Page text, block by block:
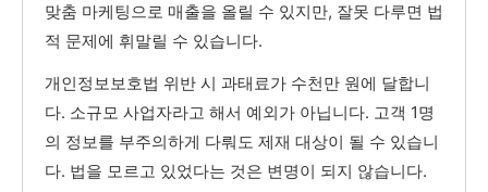
맞춤 마케팅으로 매출을 올릴 수 있지만, 잘못 다루면 법
적 문제에 휘말릴 수 있습니다.
개인정보보호법 위반 시 과태료가 수천만 원에 달합니
다. 소규모 사업자라고 해서 예외가 아닙니다. 고객 1명
의 정보를 부주의하게 다뤄도 제재 대상이 될 수 있습니
다. 법을 모르고 있었다는 것은 변명이 되지 않습니다.